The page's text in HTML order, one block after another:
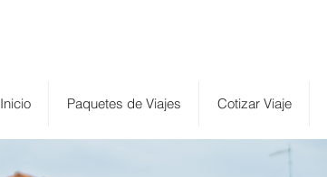
Inicio Paquetes de Viajes Cotizar Viaje